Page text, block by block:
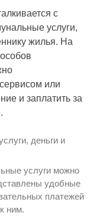
с
услуги,
жилья. На
или
и заплатить за
услуги можно
удобные
платежей
ним.